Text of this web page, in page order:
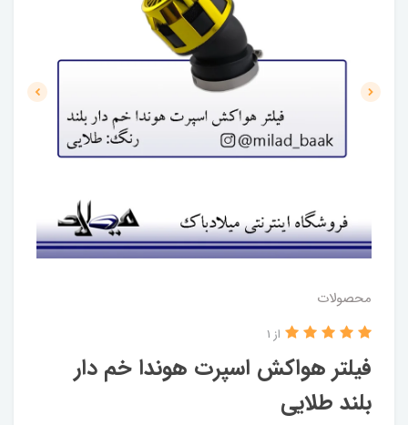
محصولات
فیلتر هواکش اسپرت هوندا خم دار
بلند طلایی
از 1